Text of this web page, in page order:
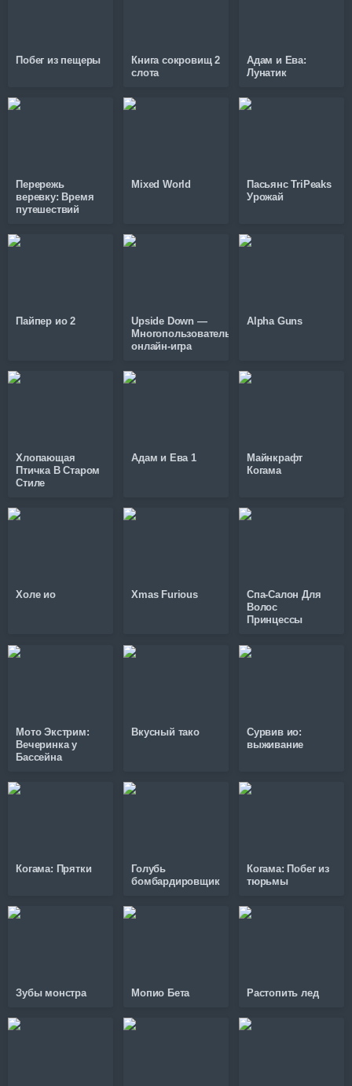
Побег из пещеры
Книга сокровищ 2
слота
Адам и Ева:
Лунатик
Перережь
веревку: Время
путешествий
Mixed World
Пасьянс TriPeaks
Урожай
Пайпер ио 2
Upside Down —
Многопользовательская
онлайн-игра
Alpha Guns
Хлопающая
Птичка В Старом
Стиле
Адам и Ева 1
Майнкрафт
Когама
Холе ио Xmas Furious
Спа-Салон Для
Волос
Принцессы
Мото Экстрим:
Вечеринка у
Бассейна
Вкусный тако
Сурвив ио:
выживание
Когама: Прятки
Голубь
бомбардировщик
Когама: Побег из
тюрьмы
Зубы монстра Мопио Бета Растопить лед